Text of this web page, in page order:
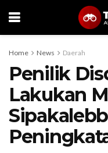
Home News Daerah
Penilik
Lakukan